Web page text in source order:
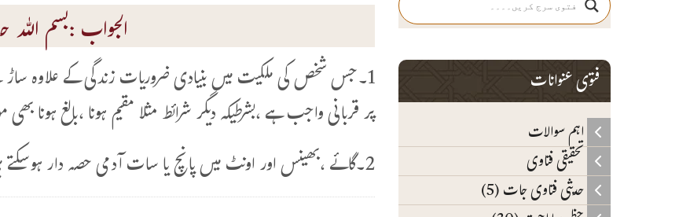
الجواب :بسم اللہ
1۔جس شخص کی ملکیت میں بنیادی ضروریات زندگی کے علاوہ
پر قربانی واجب ہے ،بشرطیکہ دیگر شرائط مثلا مقیم ہونا ،بالغ ہونا
2۔گائے ،بھینس اور اونٹ میں پانچ یا سات آدمی حصہ دار ہوسکتے ہیں
فتوی عنوانات
اہم سوالات
تحقیقی فتاوی
حدیثی فتاوی جات (5)